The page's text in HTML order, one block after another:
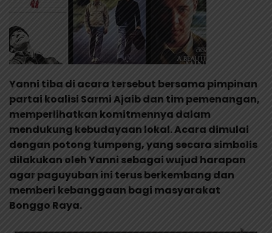
Yanni tiba di acara tersebut bersama pimpinan
partai koalisi Sarmi Ajaib dan tim pemenangan,
memperlihatkan komitmennya dalam
mendukung kebudayaan lokal. Acara dimulai
dengan potong tumpeng, yang secara simbolis
dilakukan oleh Yanni sebagai wujud harapan
agar paguyuban ini terus berkembang dan
memberi kebanggaan bagi masyarakat
Bonggo Raya.